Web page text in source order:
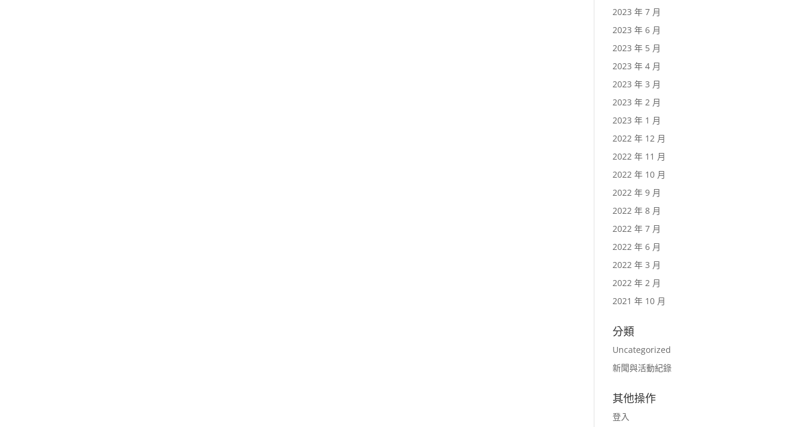
2023 年 7 月
2023 年 6 月
2023 年 5 月
2023 年 4 月
2023 年 3 月
2023 年 2 月
2023 年 1 月
2022 年 12 月
2022 年 11 月
2022 年 10 月
2022 年 9 月
2022 年 8 月
2022 年 7 月
2022 年 6 月
2022 年 3 月
2022 年 2 月
2021 年 10 月
分類
Uncategorized
新聞與活動紀錄
其他操作
登入